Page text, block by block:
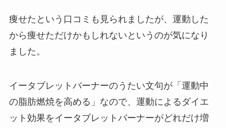
痩せたという口コミも見られましたが、運動した
から痩せただけかもしれないというのが気になり
ました。
イータブレットバーナーのうたい文句が「運動中
の脂肪燃焼を高める」なので、運動によるダイエ
ット効果をイータブレットバーナーがどれだけ増